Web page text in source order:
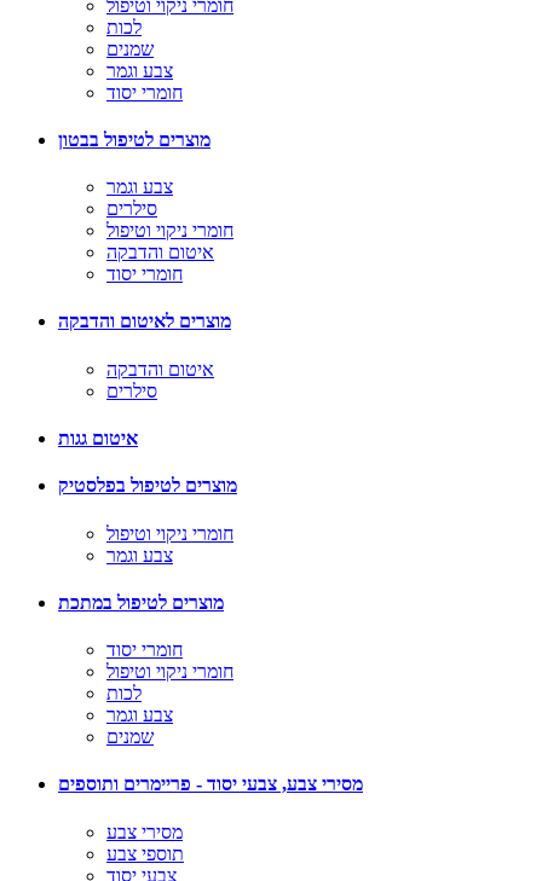
חומרי ניקוי וטיפול
לכות
שמנים
צבע וגמר
חומרי יסוד
מוצרים לטיפול בבטון
צבע וגמר
סילרים
חומרי ניקוי וטיפול
איטום והדבקה
חומרי יסוד
מוצרים לאיטום והדבקה
איטום והדבקה
סילרים
איטום גגות
מוצרים לטיפול בפלסטיק
חומרי ניקוי וטיפול
צבע וגמר
מוצרים לטיפול במתכת
חומרי יסוד
חומרי ניקוי וטיפול
לכות
צבע וגמר
שמנים
מסירי צבע, צבעי יסוד - פריימרים ותוספים
מסירי צבע
תוספי צבע
צבעי יסוד